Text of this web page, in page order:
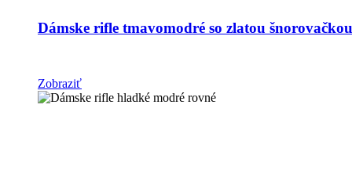
Dámske rifle tmavomodré so zlatou
Zobraziť